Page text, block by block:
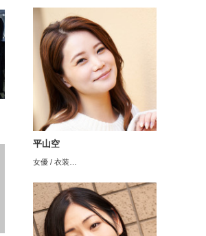
平山空
女優 / 衣装…